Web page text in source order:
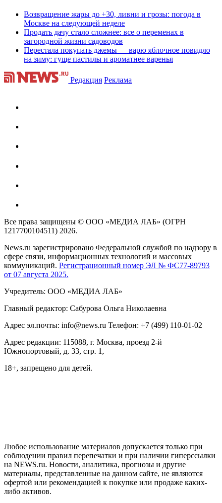
Возвращение жары до +30, ливни и грозы: погода в
Москве на следующей неделе
Продать дачу стало сложнее: все о переменах в
загородной жизни садоводов
Перестала покупать джемы — варю яблочное повидло
на зиму: гуще пастилы и ароматнее варенья
Редакция Реклама
Все права защищены © ООО «МЕДИА ЛАБ» (ОГРН
1217700104511) 2026.
News.ru зарегистрировано Федеральной службой по надзору в
сфере связи, информационных технологий и массовых
коммуникаций. Регистрационный номер ЭЛ № ФС77-89793
от 07 августа 2025.
Учредитель: ООО «МЕДИА ЛАБ»
Главный редактор: Сабурова Ольга Николаевна
Адрес эл.почты: info@news.ru Телефон: +7 (499) 110-01-02
Адрес редакции: 115088, г. Москва, проезд 2-й
Южнопортовый, д. 33, стр. 1,
18+, запрещено для детей.
Любое использование материалов допускается только при
соблюдении правил перепечатки и при наличии гиперссылки
на NEWS.ru. Новости, аналитика, прогнозы и другие
материалы, представленные на данном сайте, не являются
офертой или рекомендацией к покупке или продаже каких-
либо активов.